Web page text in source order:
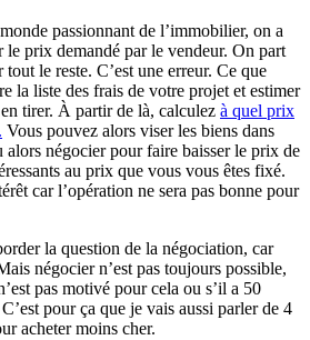
passionnant de l’immobilier, on a
le prix demandé par le vendeur. On part
le reste. C’est une erreur. Ce que
la liste des frais de votre projet et estimer
tirer. À partir de là, calculez à quel prix
Vous pouvez alors viser les biens dans
négocier pour faire baisser le prix de
au prix que vous vous êtes fixé.
car l’opération ne sera pas bonne pour
la question de la négociation, car
négocier n’est pas toujours possible,
pas motivé pour cela ou s’il a 50
pour ça que je vais aussi parler de 4
acheter moins cher.